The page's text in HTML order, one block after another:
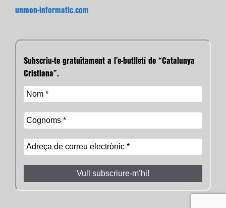
unmon-informatic.com
Subscriu-te gratuïtament a l’e-butlletí de “Catalunya
Cristiana”.